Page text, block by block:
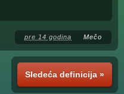
pre 14 godina Mečo
Sledeća definicija »